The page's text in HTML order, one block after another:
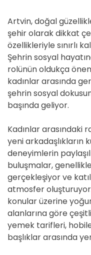
Artvin, doğal
şehir olarak dikkat
özellikleriyle sınırlı
Şehrin sosyal
rolünün oldukça
kadınlar arasında
şehrin sosyal
başında geliyor.
Kadınlar arasındaki
yeni arkadaşlıkların
deneyimlerin
buluşmalar,
gerçekleşiyor ve
atmosfer
konular üzerine
alanlarına göre
yemek tarifleri,
başlıklar arasında